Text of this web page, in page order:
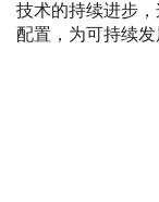
技术的持续进步
配置，为可持续发